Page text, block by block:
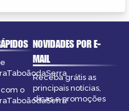
o
NOVIDADES POR E-
MAIL
Receba grátis as
principais notícias,
dicas e promoções